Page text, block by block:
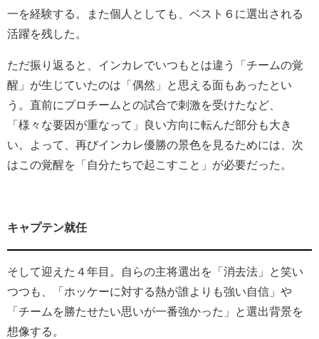
一を経験する。また個人としても、ベスト６に選出される
活躍を残した。
ただ振り返ると、インカレでいつもとは違う「チームの覚
醒」が生じていたのは「偶然」と思える面もあったとい
う。直前にプロチームとの試合で刺激を受けたなど、
「様々な要因が重なって」良い方向に転んだ部分も大き
い。よって、再びインカレ優勝の景色を見るためには、次
はこの覚醒を「自分たちで起こすこと」が必要だった。
キャプテン就任
そして迎えた４年目。自らの主将選出を「消去法」と笑い
つつも、「ホッケーに対する熱が誰よりも強い自信」や
「チームを勝たせたい思いが一番強かった」と選出背景を
想像する。